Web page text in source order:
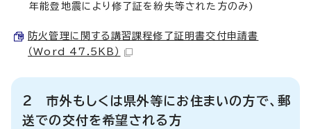
年能登地震により修了証を紛失等された方のみ)
防火管理に関する講習課程修了証明書交付申請書
（Word 47.5KB）
2 市外もしくは県外等にお住まいの方で、郵
送での交付を希望される方